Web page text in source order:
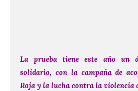
La prueba tiene este año un
solidario, con la campaña de
Roja y la lucha contra la violencia